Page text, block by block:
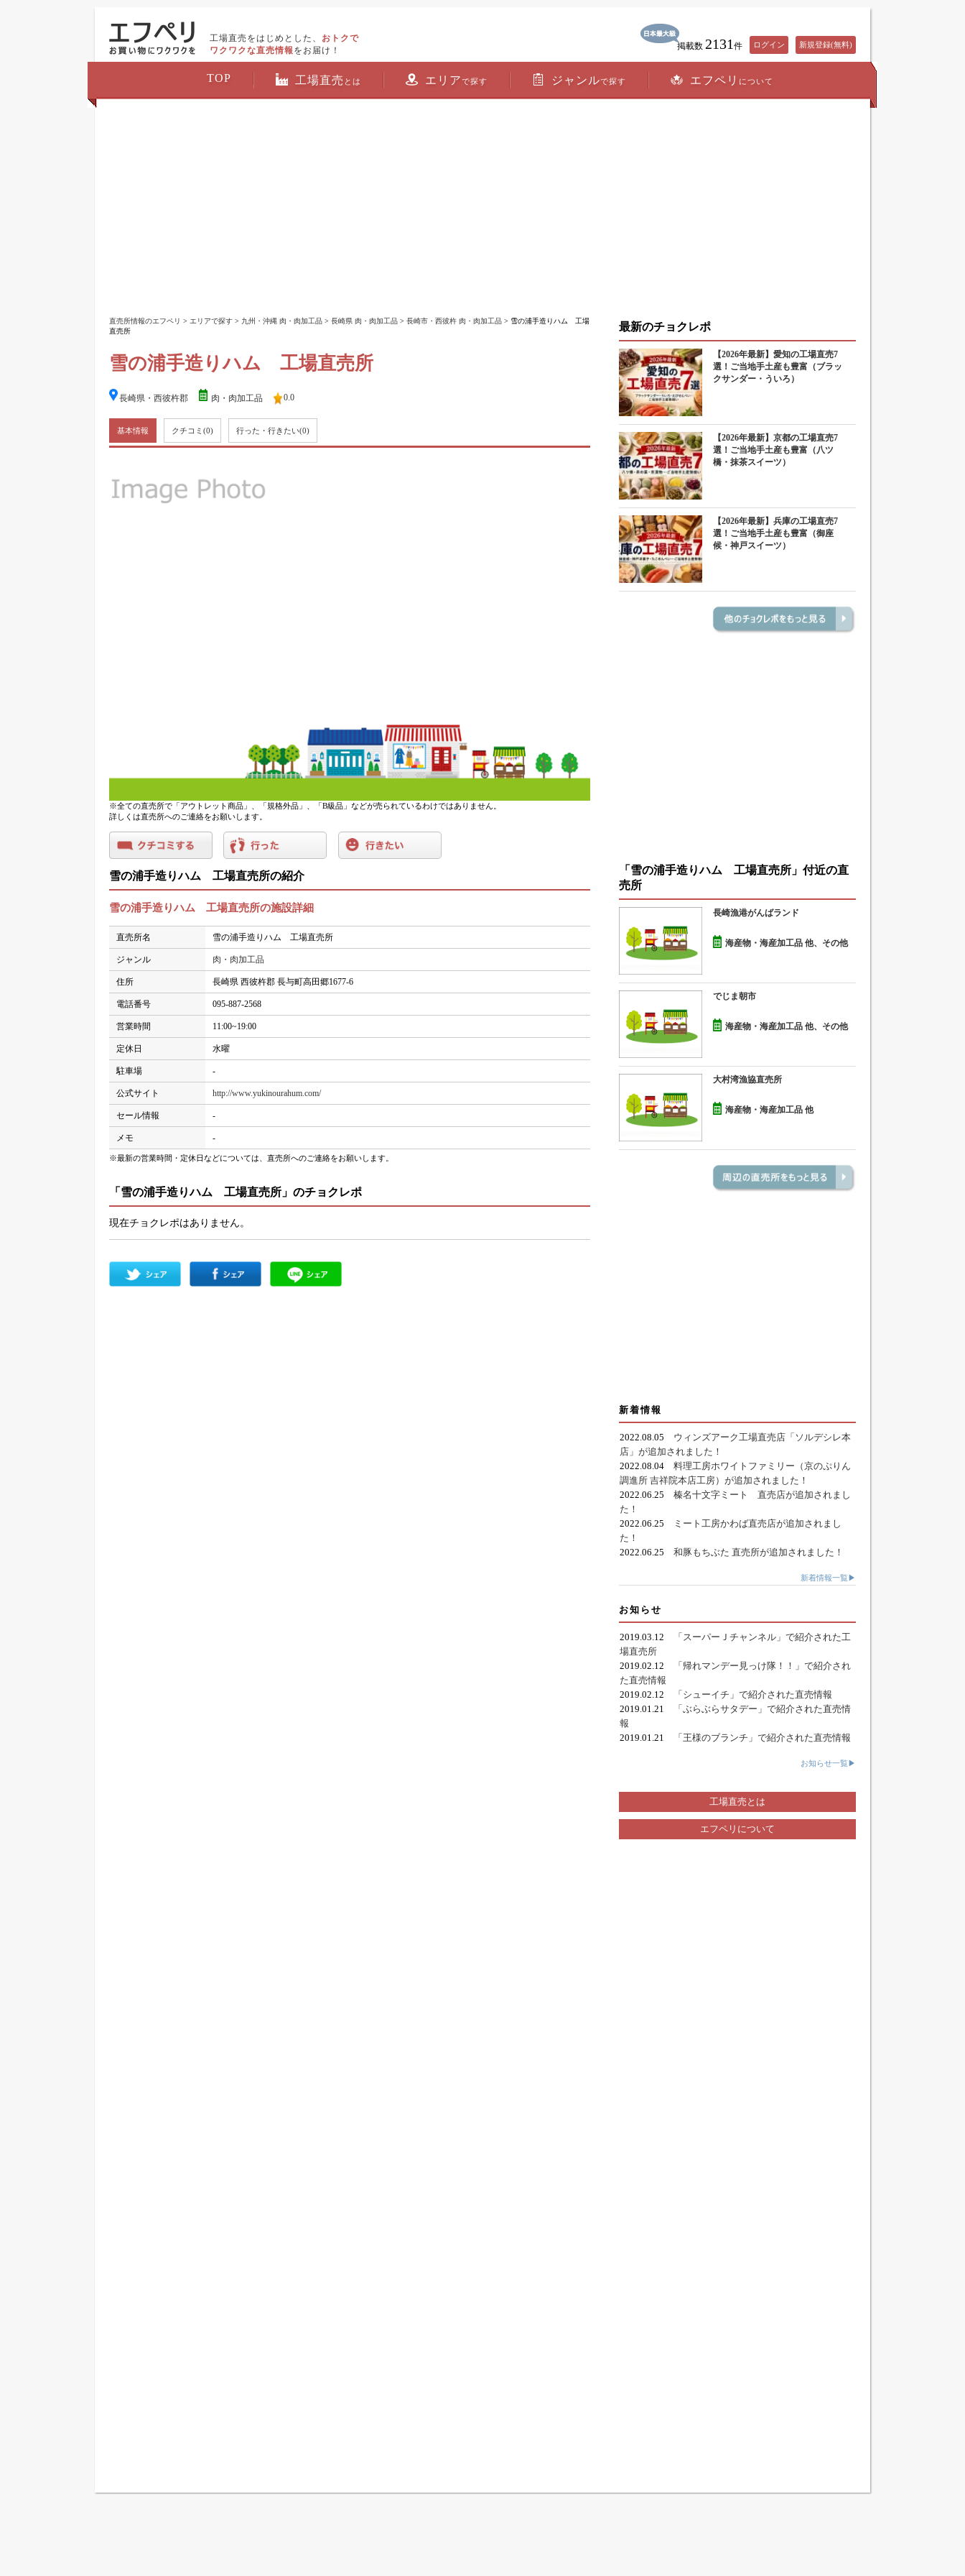
工場直売をはじめとした、 おトクで
ワクワクな直売情報 をお届け！ 掲載数 2131 件 ログイン 新規登録(無料)
TOP 工場直売 とは エリアで探す ジャンルで探す エフペリ について
直売所情報のエフペリ > エリアで探す > 九州・沖縄 肉・肉加工品 > 長崎県 肉・肉加工品 > 長崎市・西彼杵 肉・肉加工品 > 雪の浦手造りハム 工場
直売所
雪の浦手造りハム 工場直売所
長崎県・西彼杵郡 肉・肉加工品 0.0
基本情報 クチコミ (0) 行った・行きたい(0)
※全ての直売所で「アウトレット商品」、「規格外品」、「B級品」などが売られているわけではありません。
詳しくは直売所へのご連絡をお願いします。
雪の浦手造りハム 工場直売所の紹介
雪の浦手造りハム 工場直売所の施設詳細
直売所名 雪の浦手造りハム 工場直売所
ジャンル 肉・肉加工品
住所 長崎県 西彼杵郡 長与町高田郷1677-6
電話番号 095-887-2568
営業時間 11:00~19:00
定休日 水曜
駐車場 -
公式サイト http://www.yukinourahum.com/
セール情報 -
メモ -
※最新の営業時間・定休日などについては、直売所へのご連絡をお願いします。
「雪の浦手造りハム 工場直売所」のチョクレポ
現在チョクレポはありません。
最新のチョクレポ
【2026年最新】愛知の工場直売7
選！ご当地手土産も豊富（ブラッ
クサンダー・ういろ）
【2026年最新】京都の工場直売7
選！ご当地手土産も豊富（八ツ
橋・抹茶スイーツ）
【2026年最新】兵庫の工場直売7
選！ご当地手土産も豊富（御座
候・神戸スイーツ）
「雪の浦手造りハム 工場直売所」付近の直
売所
長崎漁港がんばランド
海産物・海産加工品 他、その他
でじま朝市
海産物・海産加工品 他、その他
大村湾漁協直売所
海産物・海産加工品 他
新着情報
2022.08.05 ウィンズアーク工場直売店「ソルデシレ本
店」が追加されました！
2022.08.04 料理工房ホワイトファミリー（京のぷりん
調進所 吉祥院本店工房）が追加されました！
2022.06.25 榛名十文字ミート 直売店が追加されまし
た！
2022.06.25
ミート工房かわば直売店が追加されまし
た！
2022.06.25 和豚もちぶた 直売所が追加されました！
新着情報一覧▶
お知らせ
2019.03.12
「スーパーＪチャンネル」で紹介された工
場直売所
2019.02.12
「帰れマンデー見っけ隊！！」で紹介され
た直売情報
2019.02.12
「シューイチ」で紹介された直売情報
2019.01.21
「ぶらぶらサタデー」で紹介された直売情
報
2019.01.21
「王様のブランチ」で紹介された直売情報
お知らせ一覧▶
工場直売とは
エフペリについて